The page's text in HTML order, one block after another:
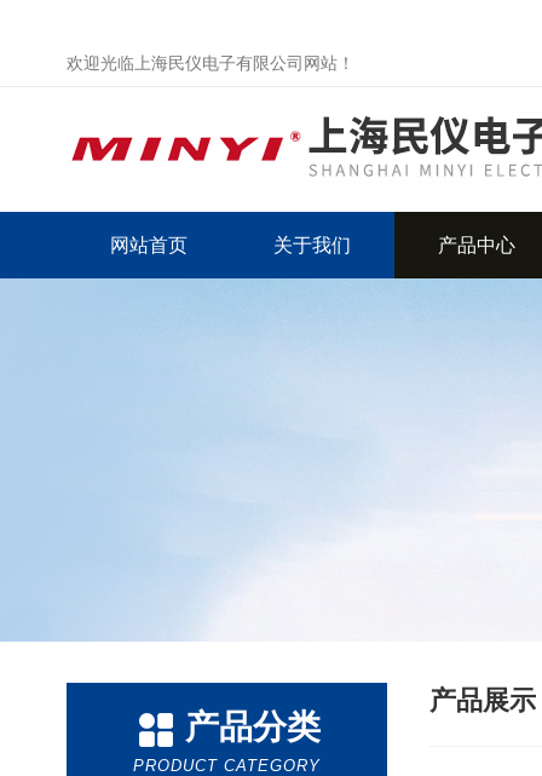
欢迎光临上海民仪电子有限公司网站！
网站首页 关于我们 产品中心
产品分类
PRODUCT CATEGORY
产品展示